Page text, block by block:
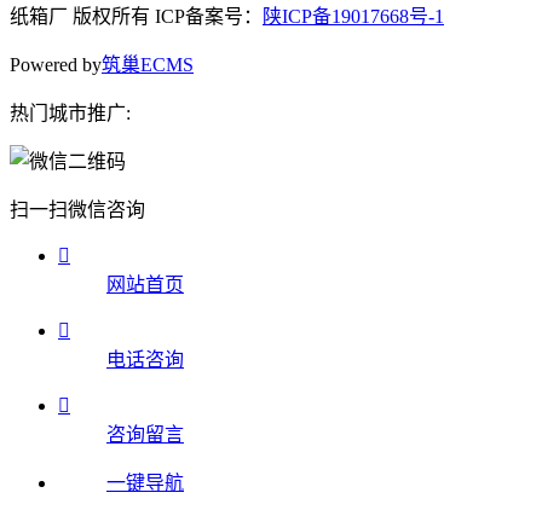
纸箱厂 版权所有 ICP备案号：
陕ICP备19017668号-1
Powered by筑巢ECMS
热门城市推广:
扫一扫微信咨询

网站首页

电话咨询

咨询留言
一键导航